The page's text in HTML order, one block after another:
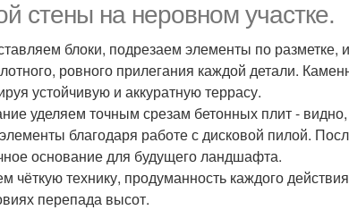
стены на неровном участке.
блоки, подрезаем элементы по разметке,
ровного прилегания каждой детали.
устойчивую и аккуратную террасу.
уделяем точным срезам бетонных плит -
благодаря работе с дисковой пилой.
основание для будущего ландшафта.
чёткую технику, продуманность каждого
перепада высот.